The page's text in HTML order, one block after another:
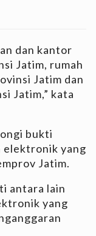
dan kantor
Jatim, rumah
Jatim dan
Jatim,” kata
bukti
elektronik yang
Jatim.
antara lain
yang